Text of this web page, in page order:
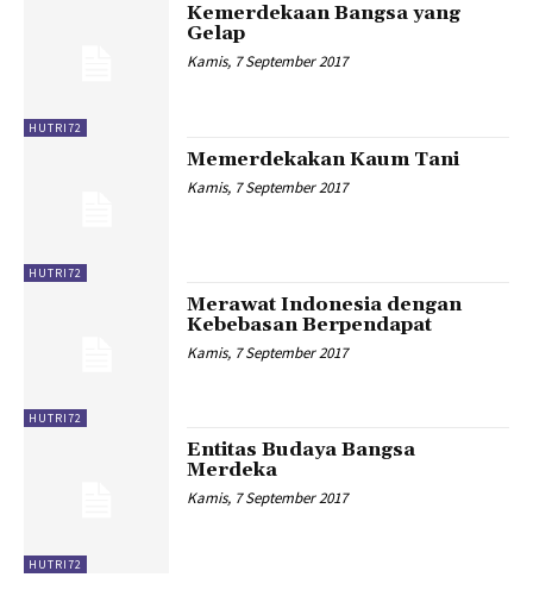
HUTRI72
Kemerdekaan Bangsa yang
Gelap
Kamis, 7 September 2017
HUTRI72
Memerdekakan Kaum Tani
Kamis, 7 September 2017
HUTRI72
Merawat Indonesia dengan
Kebebasan Berpendapat
Kamis, 7 September 2017
HUTRI72
Entitas Budaya Bangsa
Merdeka
Kamis, 7 September 2017